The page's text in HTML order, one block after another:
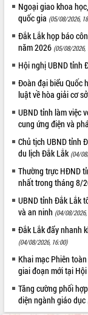
Lễ truy tặng danh hiệu
Nam Anh hùng” và trao
Lao động
UBND tỉnh Đắk Lắk triển
vụ 6 tháng cuối năm
Kỳ họp thứ Hai, Hội
tỉnh khóa XI quyết nghị
quan trọng
Bí thư Tỉnh ủy Lương
Triết thăm, tặng quà
cách mạng
Rà soát, hoàn thiện hệ
văn hóa, thể thao đáp
phát triển mới
Thường trực HĐND tỉnh
mặt Đoàn chuyên gia y
Minh
Lễ truy điệu và an táng
tại Nghĩa trang Liệt sĩ
Bàn giải pháp tháo gỡ
xuất khẩu sầu riêng và
định EUDR
ALBUM ẢNH
LIÊN KẾT WEB
THỐNG KÊ TRUY CẬP
Ngoại giao khoa
quốc gia (05/08/2026,
Đắk Lắk họp báo
năm 2026 (05/08/2026,
Hội nghị UBND tỉnh
Đoàn đại biểu Quốc
luật về hòa giải cơ
UBND tỉnh làm việc
cung ứng điện và
Chủ tịch UBND tỉnh
du lịch Đắk Lắk (04/
Thường trực HĐND
nhất trong tháng 8/
UBND tỉnh Đắk Lắk
và an ninh (04/08/
Đắk Lắk đẩy nhanh
(04/08/2026, 16:00)
Khai mạc Phiên
giai đoạn mới tại
Tăng cường phối
diện ngành giáo dục